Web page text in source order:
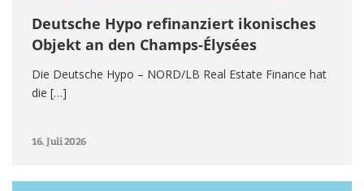
Deutsche Hypo refinanziert ikonisches
Objekt an den Champs-Élysées
Die Deutsche Hypo – NORD/LB Real Estate Finance hat
die […]
16. Juli 2026